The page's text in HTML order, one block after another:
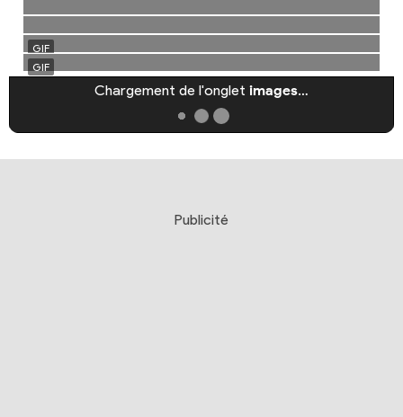
Chargement de l'onglet images…
Publicité